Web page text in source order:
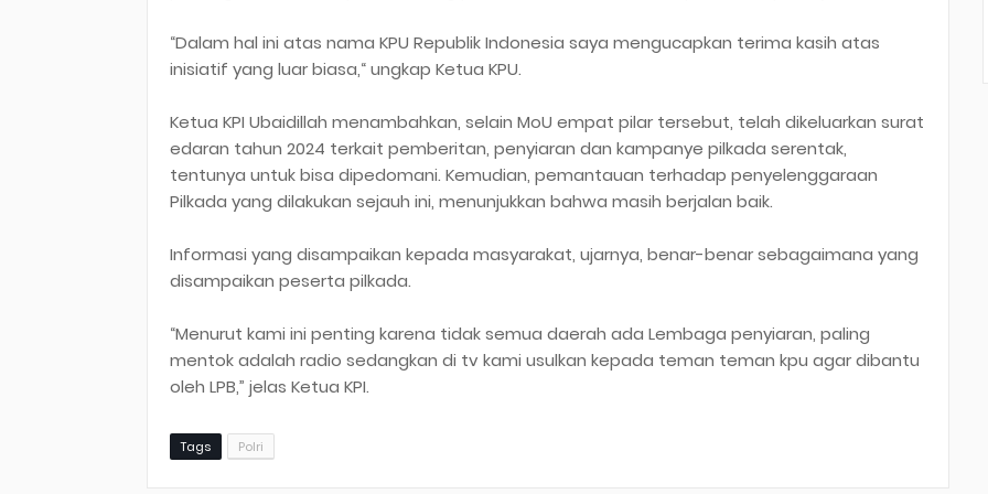
“Dalam hal ini atas nama KPU Republik Indonesia saya mengucapkan terima kasih atas
inisiatif yang luar biasa,“ ungkap Ketua KPU.
Ketua KPI Ubaidillah menambahkan, selain MoU empat pilar tersebut, telah dikeluarkan surat
edaran tahun 2024 terkait pemberitan, penyiaran dan kampanye pilkada serentak,
tentunya untuk bisa dipedomani. Kemudian, pemantauan terhadap penyelenggaraan
Pilkada yang dilakukan sejauh ini, menunjukkan bahwa masih berjalan baik.
Informasi yang disampaikan kepada masyarakat, ujarnya, benar-benar sebagaimana yang
disampaikan peserta pilkada.
“Menurut kami ini penting karena tidak semua daerah ada Lembaga penyiaran, paling
mentok adalah radio sedangkan di tv kami usulkan kepada teman teman kpu agar dibantu
oleh LPB,” jelas Ketua KPI.
Tags Polri